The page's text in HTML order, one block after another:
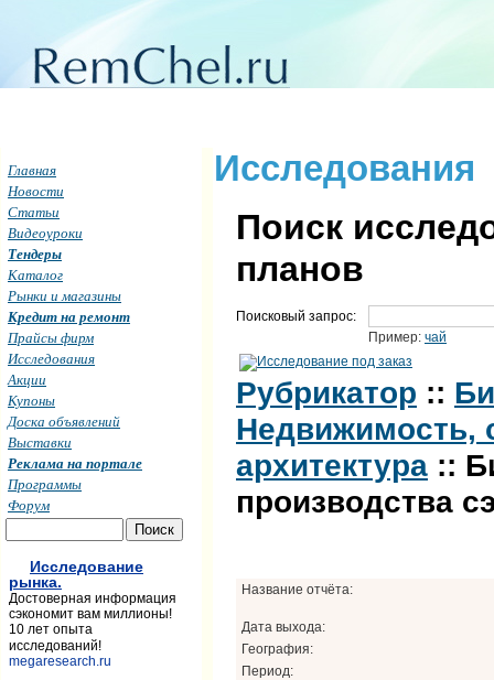
Исследования
Поиск
планов
Поисковый запрос:
Пример: чай
Рубрикатор ::
Недвижимость,
архитектура ::
производства
Название отчёта:
Дата выхода:
География:
Период:
Главная
Новости
Статьи
Видеоуроки
Тендеры
Каталог
Рынки и магазины
Кредит на ремонт
Прайсы фирм
Исследования
Акции
Купоны
Доска объявлений
Выставки
Реклама на портале
Программы
Форум
Исследование
рынка.
Достоверная информация
сэкономит вам миллионы!
10 лет опыта
исследований!
megaresearch.ru